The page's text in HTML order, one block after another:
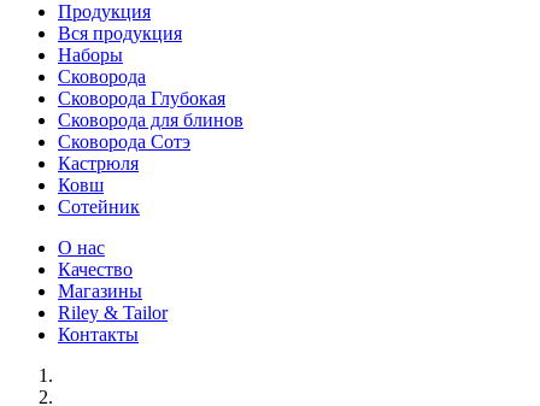
Продукция
Вся продукция
Наборы
Сковорода
Сковорода Глубокая
Сковорода для блинов
Сковорода Сотэ
Кастрюля
Ковш
Сотейник
О нас
Качество
Магазины
Riley & Tailor
Контакты